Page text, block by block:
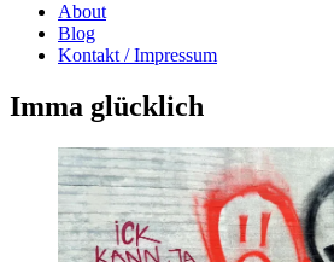
About
Blog
Kontakt / Impressum
Imma glücklich